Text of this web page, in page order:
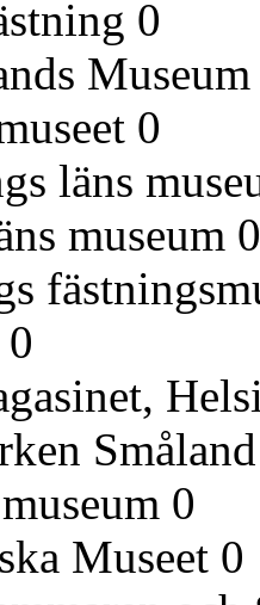
0
Museum
0
läns
museum 0
0
Småland
0
Museet 0